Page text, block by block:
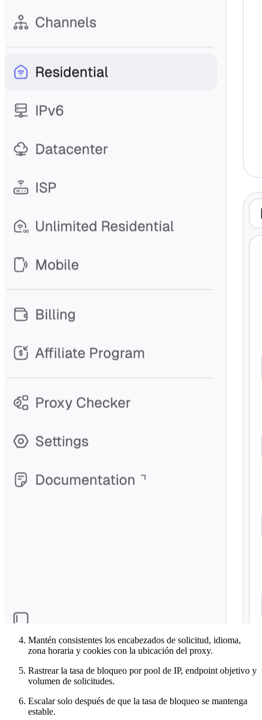
Mantén consistentes los encabezados de solicitud, idioma,
zona horaria y cookies con la ubicación del proxy.
Rastrear la tasa de bloqueo por pool de IP, endpoint objetivo y
volumen de solicitudes.
Escalar solo después de que la tasa de bloqueo se mantenga
estable.